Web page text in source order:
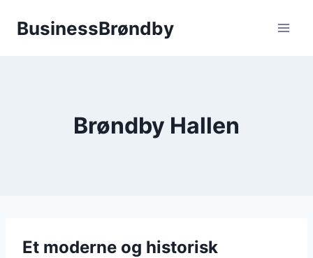
BusinessBrøndby
Brøndby Hallen
Et moderne og historisk